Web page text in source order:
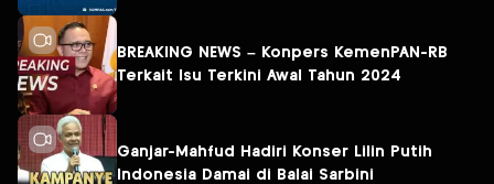
BREAKING NEWS – Konpers KemenPAN-RB
Terkait Isu Terkini Awal Tahun 2024
Ganjar-Mahfud Hadiri Konser Lilin Putih
Indonesia Damai di Balai Sarbini